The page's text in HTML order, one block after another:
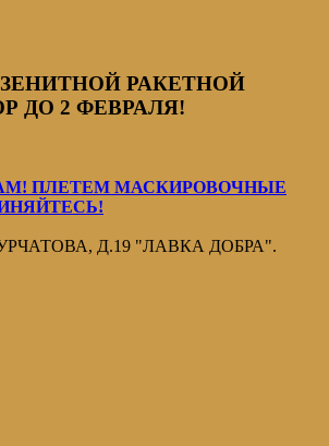
РАКЕТНОЙ
ДО 2 ФЕВРАЛЯ!
ПЛЕТЕМ МАСКИРОВОЧНЫЕ
Д.19 "ЛАВКА ДОБРА".